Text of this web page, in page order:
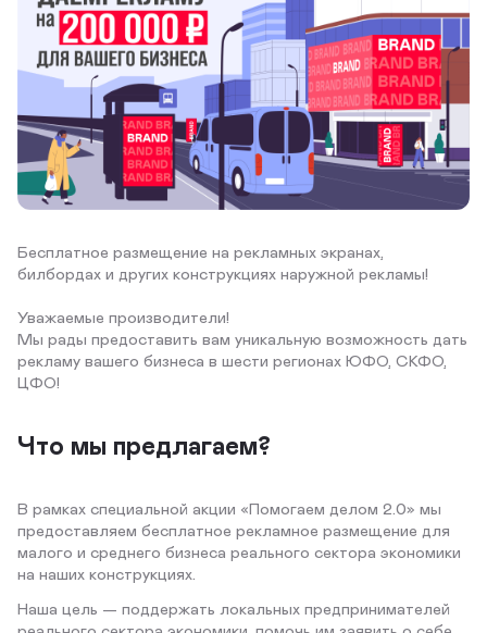
Бесплатное размещение на рекламных экранах,
билбордах и других конструкциях наружной рекламы!
Уважаемые производители!
Мы рады предоставить вам уникальную возможность дать
рекламу вашего бизнеса в шести регионах ЮФО, СКФО,
ЦФО!
Что мы предлагаем?
В рамках специальной акции «Помогаем делом 2.0» мы
предоставляем бесплатное рекламное размещение для
малого и среднего бизнеса реального сектора экономики
на наших конструкциях.
Наша цель — поддержать локальных предпринимателей